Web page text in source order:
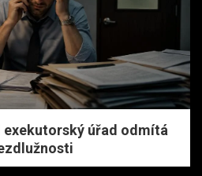
exekutorský úřad odmítá